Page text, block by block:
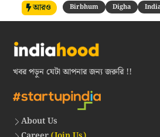
আরও Birbhum Digha
খবর পড়ুন যেটা আপনার জন্য জরুরি !!
About Us